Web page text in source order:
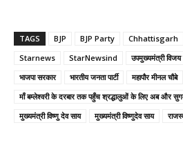
TAGS BJP BJP Party Chhattisgarh
Starnews
StarNewsind उपमुख्यमंत्री विजय
भाजपा सरकार
भारतीय जनता पार्टी
महापौर मीनल चौबे
माँ बम्लेश्वरी के दरबार तक पहुँच श्रद्धालुओं के लिए अब और
मुख्यमंत्री विष्णु देव साय
मुख्यमंत्री विष्णुदेव साय